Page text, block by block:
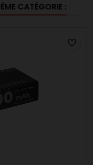
CATÉGORIE :
favorite_border